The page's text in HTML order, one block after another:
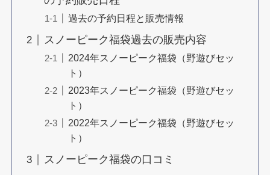
過去の予約日程と販売情報
スノーピーク福袋過去の販売内容
2024年スノーピーク福袋（野遊びセッ
ト）
2023年スノーピーク福袋（野遊びセッ
ト）
2022年スノーピーク福袋（野遊びセッ
ト）
スノーピーク福袋の口コミ